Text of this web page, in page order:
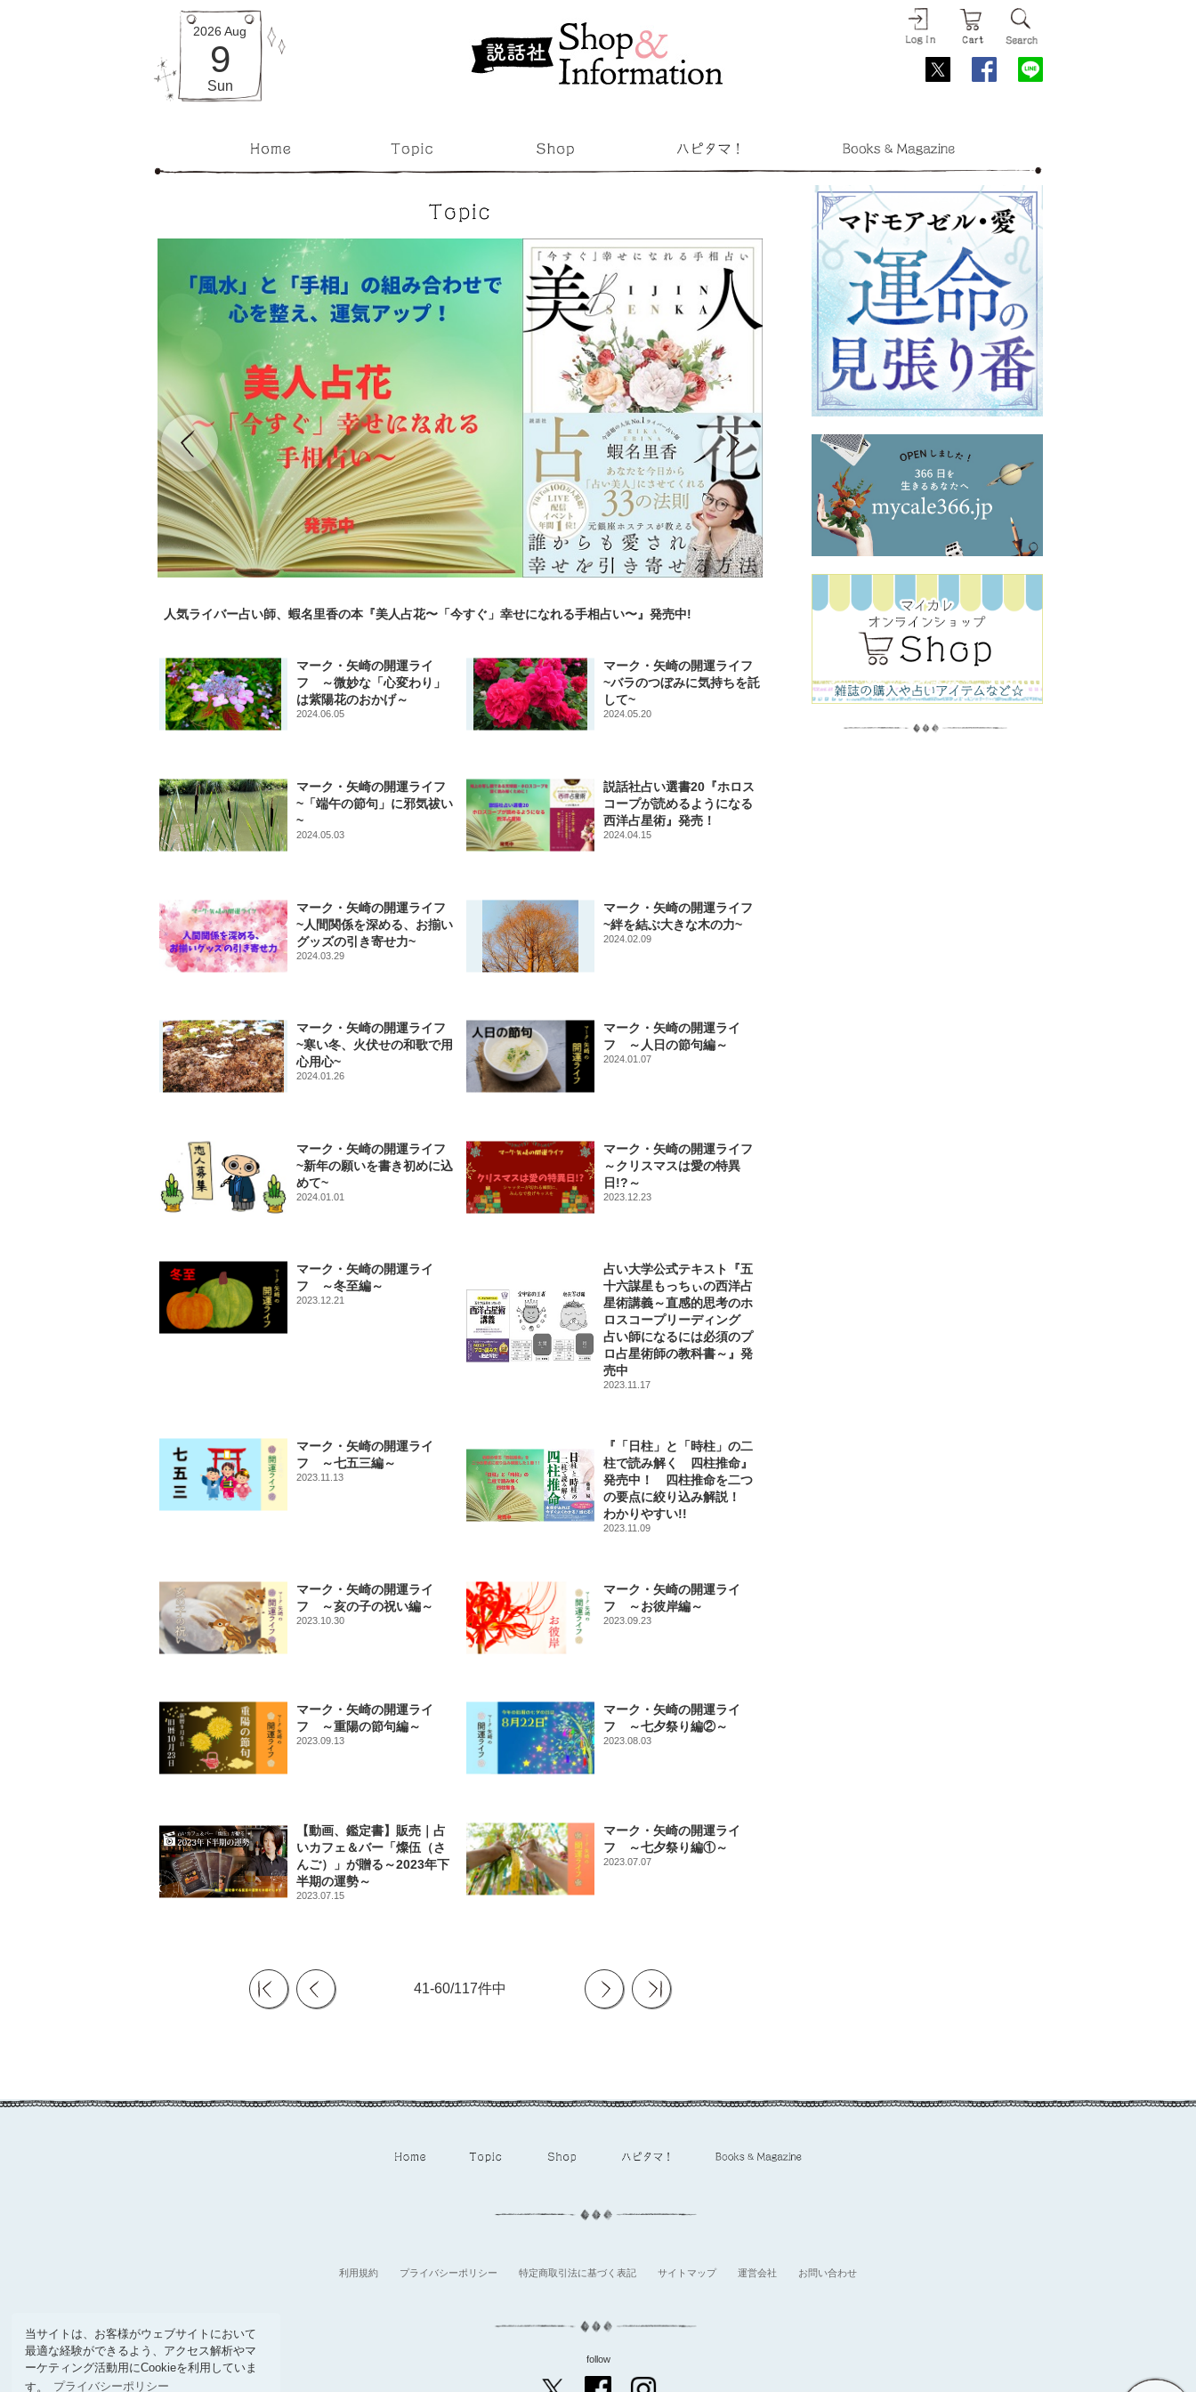
当サイトは、お客様がウェブサイトにおいて
最適な経験ができるよう、アクセス解析やマ
ーケティング活動用にCookieを利用していま
す。
プライバシーポリシー
2026 Aug
9
Sun
人気ライバー占い師、蝦名里香の本『美人占花〜「今すぐ」幸せになれる手相占い〜』発売中!
マーク・矢崎の開運ライ
フ ～微妙な「心変わり」
は紫陽花のおかげ～
2024.06.05
マーク・矢崎の開運ライフ
~バラのつぼみに気持ちを託
して~
2024.05.20
マーク・矢崎の開運ライフ
~「端午の節句」に邪気祓い
~
2024.05.03
説話社占い選書20『ホロス
コープが読めるようになる
西洋占星術』発売！
2024.04.15
マーク・矢崎の開運ライフ
~人間関係を深める、お揃い
グッズの引き寄せ力~
2024.03.29
マーク・矢崎の開運ライフ
~絆を結ぶ大きな木の力~
2024.02.09
マーク・矢崎の開運ライフ
~寒い冬、火伏せの和歌で用
心用心~
2024.01.26
マーク・矢崎の開運ライ
フ ～人日の節句編～
2024.01.07
マーク・矢崎の開運ライフ
~新年の願いを書き初めに込
めて~
2024.01.01
マーク・矢崎の開運ライフ
～クリスマスは愛の特異
日!?～
2023.12.23
マーク・矢崎の開運ライ
フ ～冬至編～
2023.12.21
占い大学公式テキスト『五
十六謀星もっちぃの西洋占
星術講義～直感的思考のホ
ロスコープリーディング
占い師になるには必須のプ
ロ占星術師の教科書～』発
売中
2023.11.17
マーク・矢崎の開運ライ
フ ～七五三編～
2023.11.13
『「日柱」と「時柱」の二
柱で読み解く 四柱推命』
発売中！ 四柱推命を二つ
の要点に絞り込み解説！
わかりやすい!!
2023.11.09
マーク・矢崎の開運ライ
フ ～亥の子の祝い編～
2023.10.30
マーク・矢崎の開運ライ
フ ～お彼岸編～
2023.09.23
マーク・矢崎の開運ライ
フ ～重陽の節句編～
2023.09.13
マーク・矢崎の開運ライ
フ ～七夕祭り編②～
2023.08.03
【動画、鑑定書】販売｜占
いカフェ＆バー「燦伍（さ
んご）」が贈る～2023年下
半期の運勢～
2023.07.15
マーク・矢崎の開運ライ
フ ～七夕祭り編①～
2023.07.07
41-60/117件中
利用規約 プライバシーポリシー 特定商取引法に基づく表記 サイトマップ 運営会社 お問い合わせ
follow